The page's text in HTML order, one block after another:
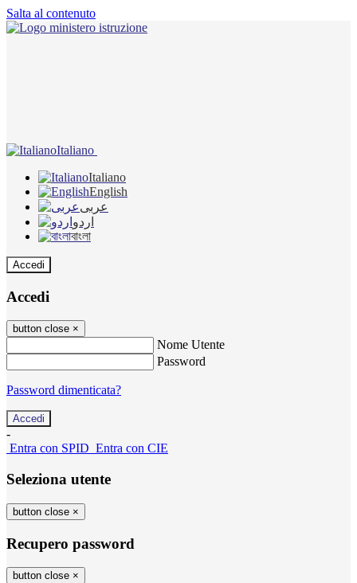
Salta al contenuto
Italiano
Italiano
English
عربى
اردو
বাংলা
Accedi
Accedi
button close ×
Nome Utente
Password
Password dimenticata?
-
Entra con SPID Entra con CIE
Seleziona utente
button close ×
Recupero password
button close ×